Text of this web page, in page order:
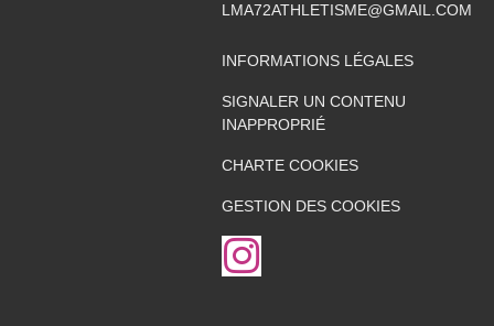
LMA72ATHLETISME@GMAIL.COM
INFORMATIONS LÉGALES
SIGNALER UN CONTENU
INAPPROPRIÉ
CHARTE COOKIES
GESTION DES COOKIES